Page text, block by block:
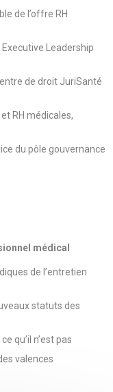
de l’offre RH
Leadership
de droit JuriSanté
RH médicales,
du pôle gouvernance
médical
de l’entretien
statuts des
qu’il n’est pas
valences